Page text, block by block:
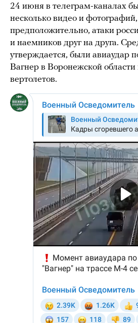
24 июня в телеграм-каналах
несколько видео и
предположительно, атаки
и наемников друг на друга.
утверждается, были авиаудар
Вагнер в Воронежской области
вертолетов.